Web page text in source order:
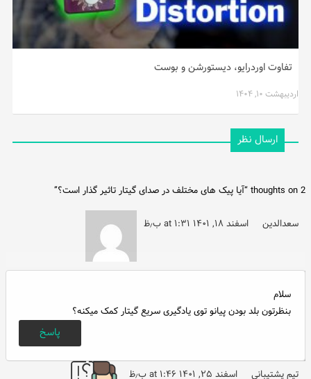
تفاوت اوردرایو، دیستورشن و بوست
اردیبهشت ۱۰, ۱۴۰۴
ارسال نظر
2 thoughts on “ آیا پیک های مختلف در صدای گیتار تاثیر گذار است؟”
سعدالدین اسفند ۱۸, ۱۴۰۱ at ۱:۳۱ ب٫ظ
سلام
بنظرتون بلد بودن پیانو توی یادگیری سریع گیتار کمک میکنه؟
پاسخ
تیم پشتیبانی اسفند ۲۵, ۱۴۰۱ at ۱:۴۶ ب٫ظ